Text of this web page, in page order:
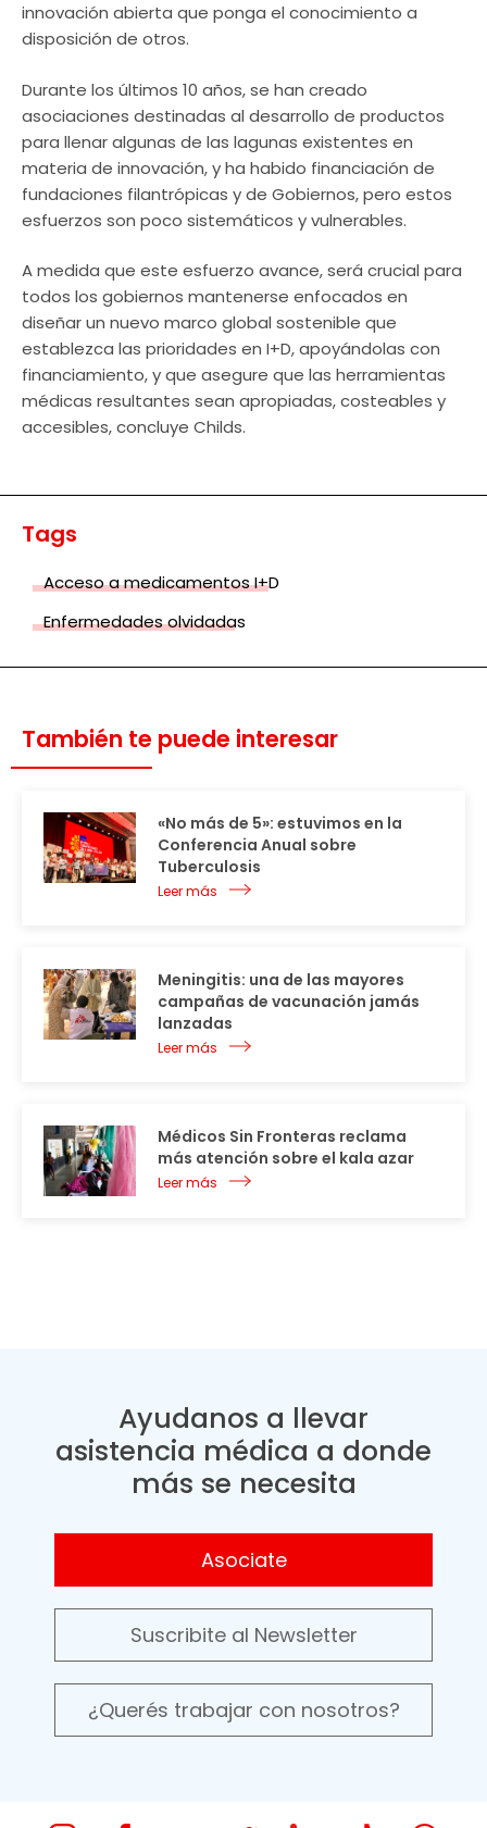
innovación abierta que ponga el conocimiento a
disposición de otros.
Durante los últimos 10 años, se han creado
asociaciones destinadas al desarrollo de productos
para llenar algunas de las lagunas existentes en
materia de innovación, y ha habido financiación de
fundaciones filantrópicas y de Gobiernos, pero estos
esfuerzos son poco sistemáticos y vulnerables.
A medida que este esfuerzo avance, será crucial para
todos los gobiernos mantenerse enfocados en
diseñar un nuevo marco global sostenible que
establezca las prioridades en I+D, apoyándolas con
financiamiento, y que asegure que las herramientas
médicas resultantes sean apropiadas, costeables y
accesibles, concluye Childs.
Tags
Acceso a medicamentos I+D
Enfermedades olvidadas
También te puede interesar
«No más de 5»: estuvimos en la
Conferencia Anual sobre
Tuberculosis
Leer más
Meningitis: una de las mayores
campañas de vacunación jamás
lanzadas
Leer más
Médicos Sin Fronteras reclama
más atención sobre el kala azar
Leer más
Ayudanos a llevar
asistencia médica a donde
más se necesita
Asociate
Suscribite al Newsletter
¿Querés trabajar con nosotros?